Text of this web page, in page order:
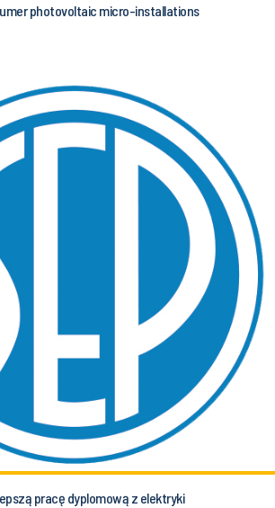
photovoltaic micro-installations
pracę dyplomową z elektryki